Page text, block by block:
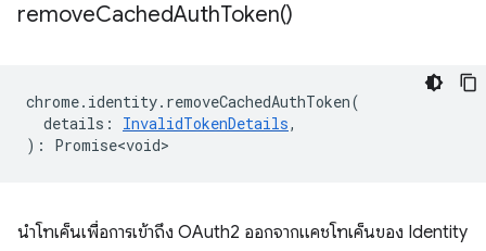
removeCachedAuthToken()
chrome. identity. removeCachedAuthToken(
details : InvalidTokenDetails,
) : Promise<void>
นำโทเค็นเพื่อการเข้าถึง OAuth2 ออกจากแคชโทเค็นของ Identity